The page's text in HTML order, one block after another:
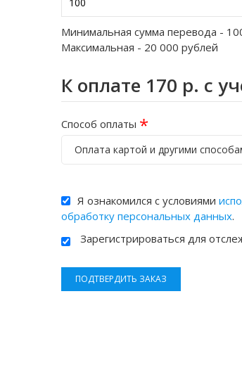
Минимальная сумма перевода -
Максимальная - 20 000 рублей
К оплате 170 р. с
Способ оплаты *
Оплата картой и другими
Я ознакомился с условиями
обработку персональных данных.
Зарегистрироваться для
ПОДТВЕРДИТЬ ЗАКАЗ